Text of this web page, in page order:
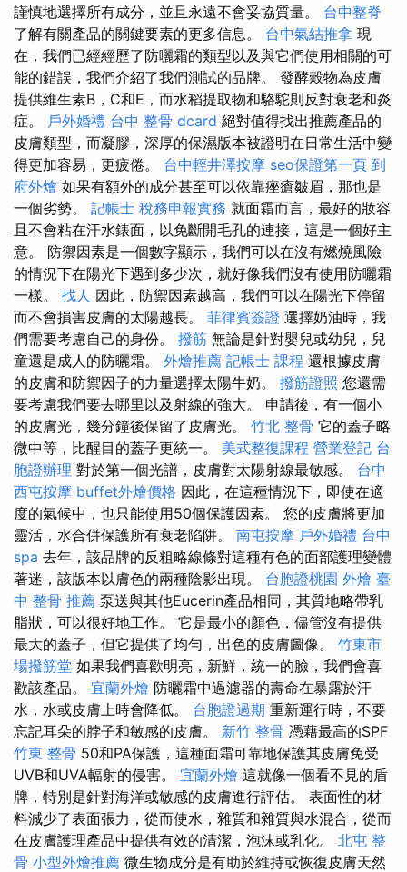
謹慎地選擇所有成分，並且永遠不會妥協質量。 台中整脊
了解有關產品的關鍵要素的更多信息。 台中氣結推拿 現
在，我們已經經歷了防曬霜的類型以及與它們使用相關的可
能的錯誤，我們介紹了我們測試的品牌。 發酵穀物為皮膚
提供維生素B，C和E，而水稻提取物和駱駝則反對衰老和炎
症。 戶外婚禮 台中 整骨 dcard 絕對值得找出推薦產品的
皮膚類型，而凝膠，深厚的保濕版本被證明在日常生活中變
得更加容易，更疲倦。 台中輕井澤按摩 seo保證第一頁 到
府外燴 如果有額外的成分甚至可以依靠痤瘡皺眉，那也是
一個劣勢。 記帳士 稅務申報實務 就面霜而言，最好的妝容
且不會粘在汗水錶面，以免斷開毛孔的連接，這是一個好主
意。 防禦因素是一個數字顯示，我們可以在沒有燃燒風險
的情況下在陽光下遇到多少次，就好像我們沒有使用防曬霜
一樣。 找人 因此，防禦因素越高，我們可以在陽光下停留
而不會損害皮膚的太陽越長。 菲律賓簽證 選擇奶油時，我
們需要考慮自己的身份。 撥筋 無論是針對嬰兒或幼兒，兒
童還是成人的防曬霜。 外燴推薦 記帳士 課程 還根據皮膚
的皮膚和防禦因子的力量選擇太陽牛奶。 撥筋證照 您還需
要考慮我們要去哪里以及射線的強大。 申請後，有一個小
的皮膚光，幾分鐘後保留了皮膚光。 竹北 整骨 它的蓋子略
微中等，比醒目的蓋子更統一。 美式整復課程 營業登記 台
胞證辦理 對於第一個光譜，皮膚對太陽射線最敏感。 台中
西屯按摩 buffet外燴價格 因此，在這種情況下，即使在適
度的氣候中，也只能使用50個保護因素。 您的皮膚將更加
靈活，水合併保護所有衰老陷阱。 南屯按摩 戶外婚禮 台中
spa 去年，該品牌的反粗略線條對這種有色的面部護理變體
著迷，該版本以膚色的兩種陰影出現。 台胞證桃園 外燴 臺
中 整骨 推薦 泵送與其他Eucerin產品相同，其質地略帶乳
脂狀，可以很好地工作。 它是最小的顏色，儘管沒有提供
最大的蓋子，但它提供了均勻，出色的皮膚圖像。 竹東市
場撥筋堂 如果我們喜歡明亮，新鮮，統一的臉，我們會喜
歡該產品。 宜蘭外燴 防曬霜中過濾器的壽命在暴露於汗
水，水或皮膚上時會降低。 台胞證過期 重新運行時，不要
忘記耳朵的脖子和敏感的皮膚。 新竹 整骨 憑藉最高的SPF
竹東 整骨 50和PA保護，這種面霜可靠地保護其皮膚免受
UVB和UVA輻射的侵害。 宜蘭外燴 這就像一個看不見的盾
牌，特別是針對海洋或敏感的皮膚進行評估。 表面性的材
料減少了表面張力，從而使水，雜質和雜質與水混合，從而
在皮膚護理產品中提供有效的清潔，泡沫或乳化。 北屯 整
骨 小型外燴推薦 微生物成分是有助於維持或恢復皮膚天然